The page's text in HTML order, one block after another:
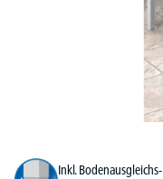
Inkl. Bodenausgleichs-